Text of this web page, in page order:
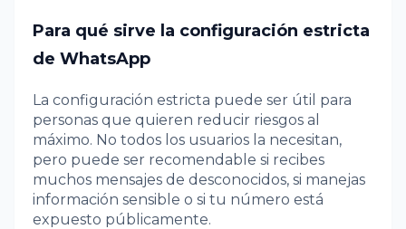
Para qué sirve la configuración estricta
de WhatsApp
La configuración estricta puede ser útil para
personas que quieren reducir riesgos al
máximo. No todos los usuarios la necesitan,
pero puede ser recomendable si recibes
muchos mensajes de desconocidos, si manejas
información sensible o si tu número está
expuesto públicamente.